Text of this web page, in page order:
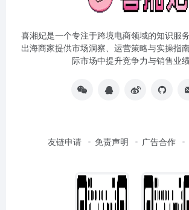
喜湘妃是一个专注于跨境电商领域的知识服
出海商家提供市场洞察、运营策略与实操指
际市场中提升竞争力与销售业绩
友链申请 免责声明 广告合作